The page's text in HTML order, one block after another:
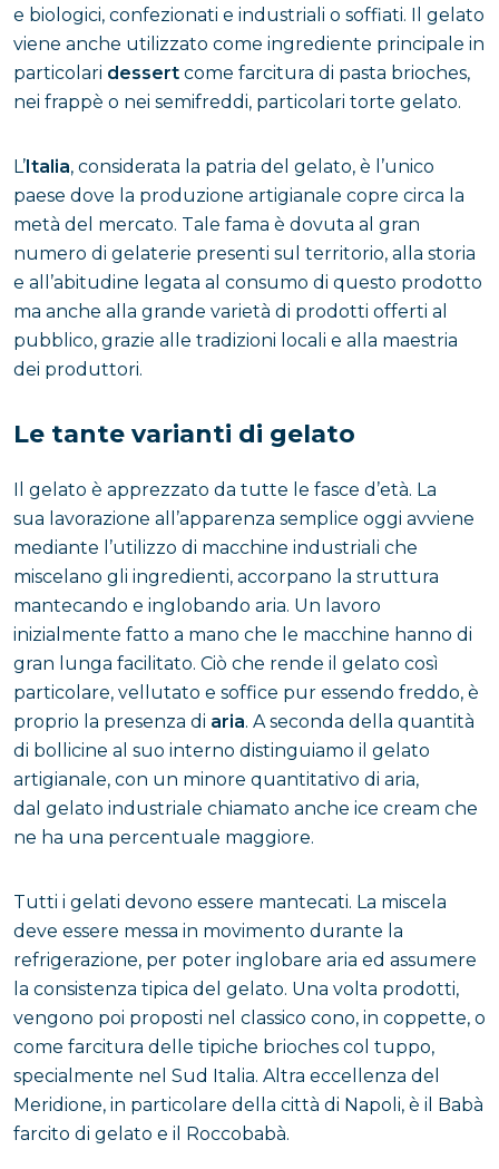
e biologici, confezionati e industriali o soffiati. Il gelato
viene anche utilizzato come ingrediente principale in
particolari dessert come farcitura di pasta brioches,
nei frappè o nei semifreddi, particolari torte gelato.
L’Italia, considerata la patria del gelato, è l’unico
paese dove la produzione artigianale copre circa la
metà del mercato. Tale fama è dovuta al gran
numero di gelaterie presenti sul territorio, alla storia
e all’abitudine legata al consumo di questo prodotto
ma anche alla grande varietà di prodotti offerti al
pubblico, grazie alle tradizioni locali e alla maestria
dei produttori.
Le tante varianti di gelato
Il gelato è apprezzato da tutte le fasce d’età. La
sua lavorazione all’apparenza semplice oggi avviene
mediante l’utilizzo di macchine industriali che
miscelano gli ingredienti, accorpano la struttura
mantecando e inglobando aria. Un lavoro
inizialmente fatto a mano che le macchine hanno di
gran lunga facilitato. Ciò che rende il gelato così
particolare, vellutato e soffice pur essendo freddo, è
proprio la presenza di aria. A seconda della quantità
di bollicine al suo interno distinguiamo il gelato
artigianale, con un minore quantitativo di aria,
dal gelato industriale chiamato anche ice cream che
ne ha una percentuale maggiore.
Tutti i gelati devono essere mantecati. La miscela
deve essere messa in movimento durante la
refrigerazione, per poter inglobare aria ed assumere
la consistenza tipica del gelato. Una volta prodotti,
vengono poi proposti nel classico cono, in coppette, o
come farcitura delle tipiche brioches col tuppo,
specialmente nel Sud Italia. Altra eccellenza del
Meridione, in particolare della città di Napoli, è il Babà
farcito di gelato e il Roccobabà.